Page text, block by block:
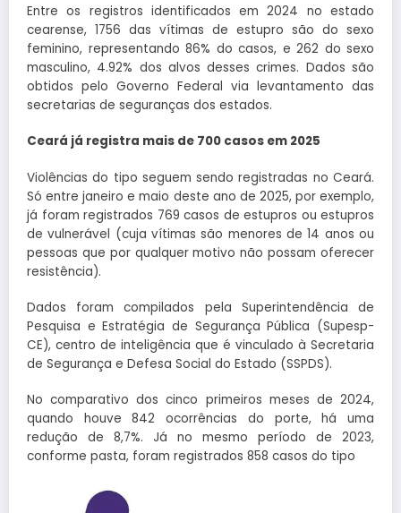
Entre os registros identificados em 2024 no estado
cearense, 1756 das vítimas de estupro são do sexo
feminino, representando 86% do casos, e 262 do sexo
masculino, 4.92% dos alvos desses crimes. Dados são
obtidos pelo Governo Federal via levantamento das
secretarias de seguranças dos estados.
Ceará já registra mais de 700 casos em 2025
Violências do tipo seguem sendo registradas no Ceará.
Só entre janeiro e maio deste ano de 2025, por exemplo,
já foram registrados 769 casos de estupros ou estupros
de vulnerável (cuja vítimas são menores de 14 anos ou
pessoas que por qualquer motivo não possam oferecer
resistência).
Dados foram compilados pela Superintendência de
Pesquisa e Estratégia de Segurança Pública (Supesp-
CE), centro de inteligência que é vinculado à Secretaria
de Segurança e Defesa Social do Estado (SSPDS).
No comparativo dos cinco primeiros meses de 2024,
quando houve 842 ocorrências do porte, há uma
redução de 8,7%. Já no mesmo período de 2023,
conforme pasta, foram registrados 858 casos do tipo